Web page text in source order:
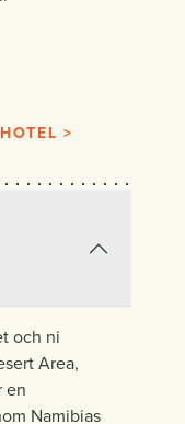
>
och ni
Area,
en
Namibias